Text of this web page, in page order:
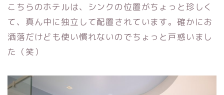
こちらのホテルは、シンクの位置がちょっと珍しく
て、真ん中に独立して配置されています。確かにお
洒落だけども使い慣れないのでちょっと戸惑いまし
た（笑）